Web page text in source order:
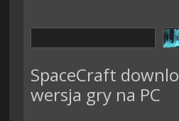
SpaceCraft
wersja gry na PC